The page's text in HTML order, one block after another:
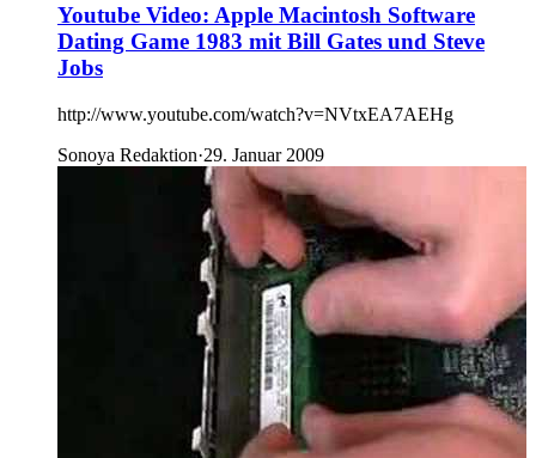
Youtube Video: Apple Macintosh Software
Dating Game 1983 mit Bill Gates und Steve
Jobs
http://www.youtube.com/watch?v=NVtxEA7AEHg
Sonoya Redaktion·29. Januar 2009